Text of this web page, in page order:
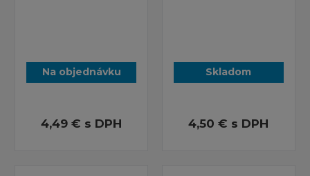
Na objednávku
4,49 € s DPH
Skladom
4,50 € s DPH